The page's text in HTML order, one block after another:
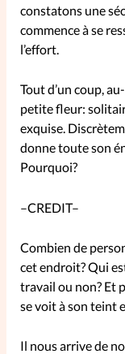
Si(x)
SpirituElles
SpirituElles
constatons une
commence à se
l’effort.
Tout d’un coup,
petite fleur:
exquise.
donne toute son
Pourquoi?
–CREDIT–
Combien de
cet endroit? Qui
travail ou non? Et
se voit à son teint
Il nous arrive de